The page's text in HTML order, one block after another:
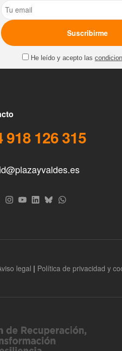
Email
He leído y acepto las
918 126 315
legal | Política de privacidad y